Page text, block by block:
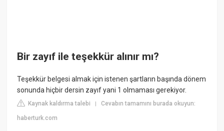
Bir zayıf ile teşekkür alınır mı?
Teşekkür belgesi almak için istenen şartların başında dönem
sonunda hiçbir dersin zayıf yani 1 olmaması gerekiyor.
Kaynak kaldırma talebi |Cevabın tamamını burada okuyun:
haberturk.com